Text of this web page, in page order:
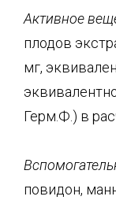
Активное
плодов
мг,
Герм.Ф.) в
повидон,